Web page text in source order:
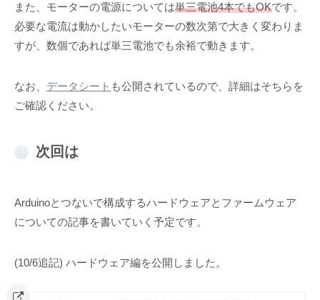
また、モーターの電源については単三電池4本でもOKです。
必要な電流は動かしたいモーターの数次第で大きく変わりま
すが、数個であれば単三電池でも余裕で動きます。
なお、 データシート も公開されているので、詳細はそちらを
ご確認ください。
次回は
Arduinoとつないで構成するハードウェアとファームウェア
についての記事を書いていく予定です。
(10/6追記) ハードウェア編を公開しました。